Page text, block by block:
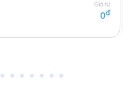
Giá từ
0đ